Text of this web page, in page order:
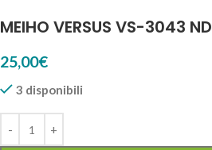
MEIHO VERSUS VS-3043 ND
25,00€
3 disponibili